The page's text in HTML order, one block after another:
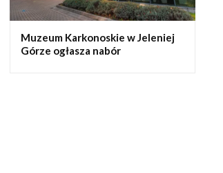
Muzeum Karkonoskie w Jeleniej
Górze ogłasza nabór